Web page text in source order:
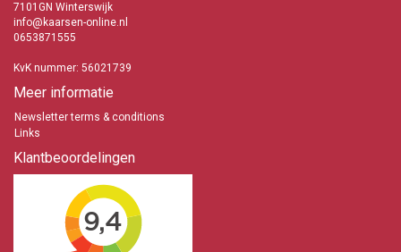
7101GN Winterswijk
info@kaarsen-online.nl
0653871555
KvK nummer: 56021739
Meer informatie
Newsletter terms & conditions
Links
Klantbeoordelingen